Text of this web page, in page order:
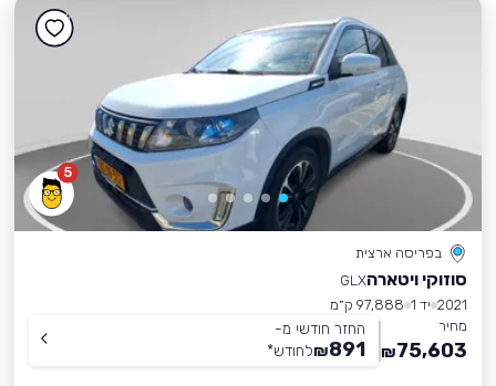
5
בפריסה ארצית
סוזוקי ויטארהGLX
2021 יד 1
97,888 ק״מ
מחיר
75,603
₪
החזר חודשי מ-
891
₪לחודש*